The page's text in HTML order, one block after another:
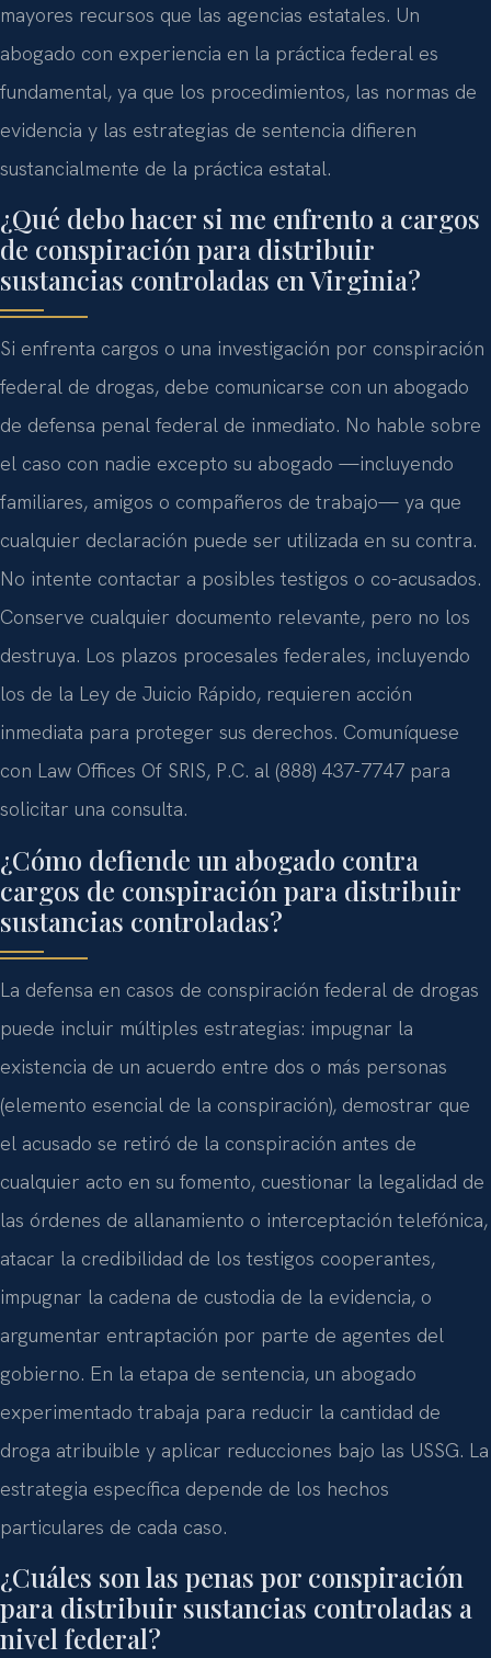
mayores recursos que las agencias estatales. Un
abogado con experiencia en la práctica federal es
fundamental, ya que los procedimientos, las normas de
evidencia y las estrategias de sentencia difieren
sustancialmente de la práctica estatal.
¿Qué debo hacer si me enfrento a cargos
de conspiración para distribuir
sustancias controladas en Virginia?
Si enfrenta cargos o una investigación por conspiración
federal de drogas, debe comunicarse con un abogado
de defensa penal federal de inmediato. No hable sobre
el caso con nadie excepto su abogado —incluyendo
familiares, amigos o compañeros de trabajo— ya que
cualquier declaración puede ser utilizada en su contra.
No intente contactar a posibles testigos o co-acusados.
Conserve cualquier documento relevante, pero no los
destruya. Los plazos procesales federales, incluyendo
los de la Ley de Juicio Rápido, requieren acción
inmediata para proteger sus derechos. Comuníquese
con Law Offices Of SRIS, P.C. al (888) 437-7747 para
solicitar una consulta.
¿Cómo defiende un abogado contra
cargos de conspiración para distribuir
sustancias controladas?
La defensa en casos de conspiración federal de drogas
puede incluir múltiples estrategias: impugnar la
existencia de un acuerdo entre dos o más personas
(elemento esencial de la conspiración), demostrar que
el acusado se retiró de la conspiración antes de
cualquier acto en su fomento, cuestionar la legalidad de
las órdenes de allanamiento o interceptación telefónica,
atacar la credibilidad de los testigos cooperantes,
impugnar la cadena de custodia de la evidencia, o
argumentar entraptación por parte de agentes del
gobierno. En la etapa de sentencia, un abogado
experimentado trabaja para reducir la cantidad de
droga atribuible y aplicar reducciones bajo las USSG. La
estrategia específica depende de los hechos
particulares de cada caso.
¿Cuáles son las penas por conspiración
para distribuir sustancias controladas a
nivel federal?